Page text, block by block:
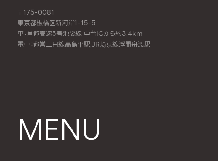
〒175-0081
東京都板橋区新河岸1-15-5
車：首都高速5号池袋線 中台ICから約3.4km
電車：都営三田線高島平駅,JR埼京線浮間舟渡駅
MENU